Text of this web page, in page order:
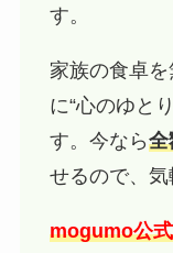
す。
家族の食卓
に“心のゆと
す。今なら全
せるので、気
mogumo公